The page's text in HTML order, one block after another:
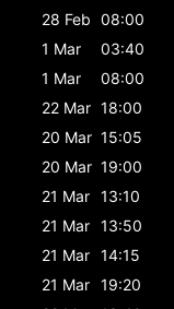
28 Feb 08:00
1 Mar
03:40
1 Mar
08:00
22 Mar 18:00
20 Mar 15:05
20 Mar 19:00
21 Mar 13:10
21 Mar 13:50
21 Mar 14:15
21 Mar 19:20